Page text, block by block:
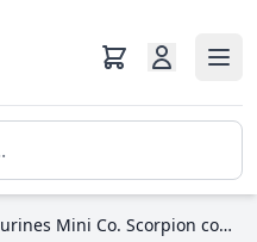
Set de 2 figurines Mini Co. Scorpion contre Sub-Zero Arcade 15 cm - Iron Studios Mortal Kombat